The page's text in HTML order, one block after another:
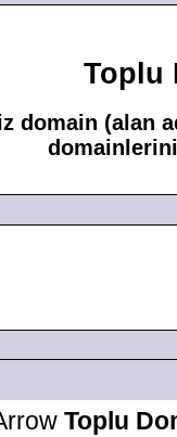
Toplu
domain (alan
Toplu